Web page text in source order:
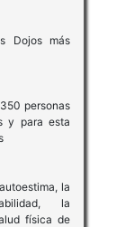
Dojos más
personas
y para esta
la
la
física de